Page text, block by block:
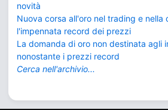
novità
Nuova corsa all'oro nel trading e nella
l'impennata record dei prezzi
La domanda di oro non destinata agli
nonostante i prezzi record
Cerca nell'archivio...